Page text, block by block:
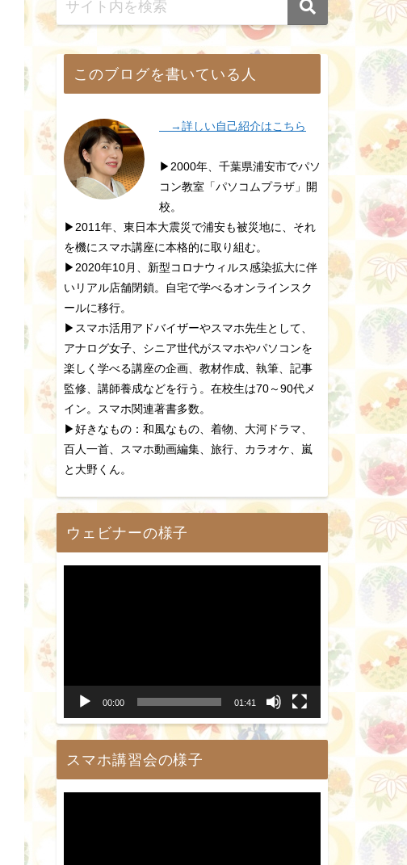
このブログを書いている人
→詳しい自己紹介はこちら
▶2000年、千葉県浦安市でパソ
コン教室「パソコムプラザ」開
校。
▶2011年、東日本大震災で浦安も被災地に、それ
を機にスマホ講座に本格的に取り組む。
▶2020年10月、新型コロナウィルス感染拡大に伴
いリアル店舗閉鎖。自宅で学べるオンラインスク
ールに移行。
▶スマホ活用アドバイザーやスマホ先生として、
アナログ女子、シニア世代がスマホやパソコンを
楽しく学べる講座の企画、教材作成、執筆、記事
監修、講師養成などを行う。在校生は70～90代メ
イン。スマホ関連著書多数。
▶好きなもの：和風なもの、着物、大河ドラマ、
百人一首、スマホ動画編集、旅行、カラオケ、嵐
と大野くん。
ウェビナーの様子
00:00 01:41
スマホ講習会の様子